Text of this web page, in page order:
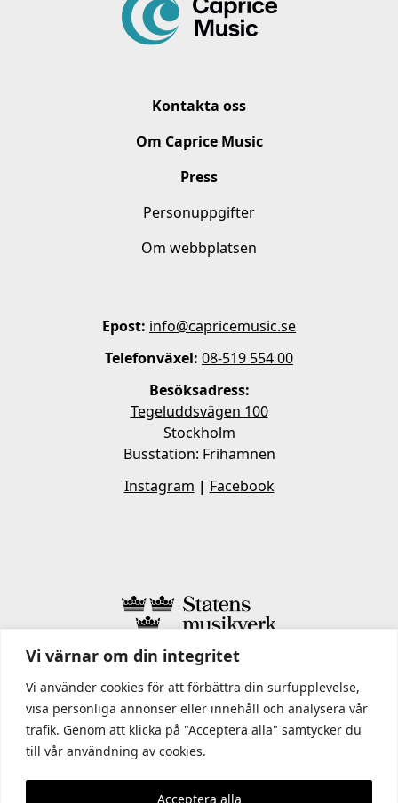
Vi värnar om din integritet
Vi använder cookies för att förbättra din surfupplevelse,
visa personliga annonser eller innehåll och analysera vår
trafik. Genom att klicka på "Acceptera alla" samtycker du
till vår användning av cookies.
Acceptera alla
Kontakta oss
Om Caprice Music
Press
Personuppgifter
Om webbplatsen
Epost: info@capricemusic.se
Telefonväxel: 08-519 554 00
Besöksadress:
Tegeluddsvägen 100
Stockholm
Busstation: Frihamnen
Instagram | Facebook
I STATENS MUSIKVERK INGÅR